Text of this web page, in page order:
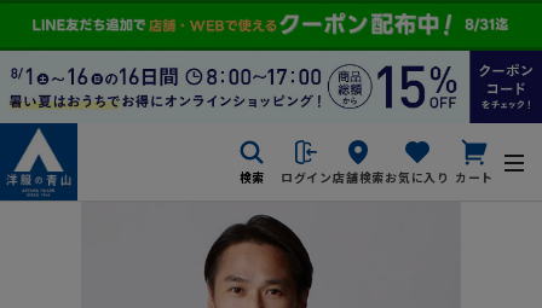
検索 ログイン店舗検索お気に入り カート